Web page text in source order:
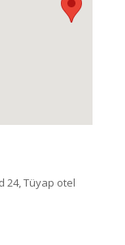
24, Tüyap otel